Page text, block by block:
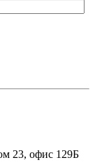
23, офис 129Б